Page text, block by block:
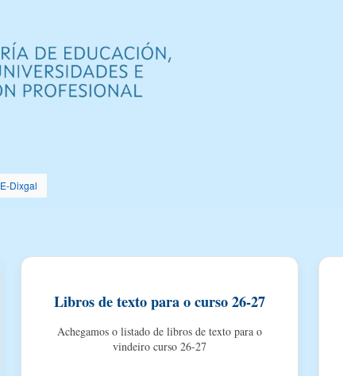
contenido
principal
E-Dixgal
Libros de texto para o curso 26-27
Achegamos o listado de libros de texto para o
vindeiro curso 26-27